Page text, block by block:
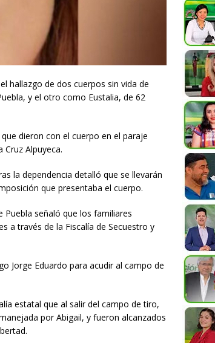
hallazgo de dos cuerpos sin vida de
y el otro como Eustalia, de 62
dieron con el cuerpo en el paraje
Cruz Alpuyeca.
la dependencia detalló que se llevarán
que presentaba el cuerpo.
Puebla señaló que los familiares
a través de la Fiscalía de Secuestro y
Jorge Eduardo para acudir al campo de
estatal que al salir del campo de tiro,
por Abigail, y fueron alcanzados